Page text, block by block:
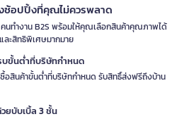
ช้อปปิ้งที่คุณไม่ควรพลาด
นทำงาน B2S พร้อมให้คุณเลือกสินค้าคุณภาพได้
ละสิทธิพิเศษมากมาย
บขั้นต่ำที่บริษัทกำหนด
อสินค้าขั้นต่ำที่บริษัทกำหนด รับสิทธิ์ส่งฟรีถึงบ้าน
ยบับเบิ้ล 3 ชั้น